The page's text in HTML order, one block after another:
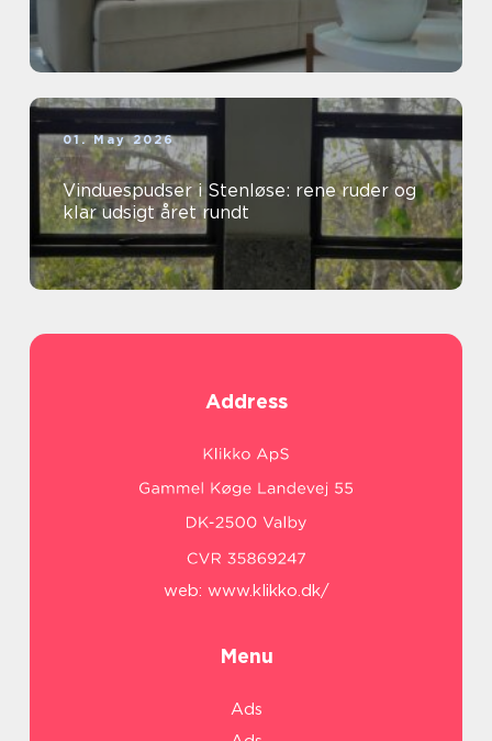
01. May 2026
Vinduespudser i Stenløse: rene ruder og
klar udsigt året rundt
Address
web: www.klikko.dk/
Menu
Ads